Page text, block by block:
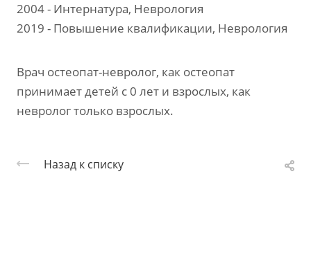
2004 - Интернатура, Неврология
2019 - Повышение квалификации, Неврология
Врач остеопат-невролог, как остеопат
принимает детей с 0 лет и взрослых, как
невролог только взрослых.
Назад к списку